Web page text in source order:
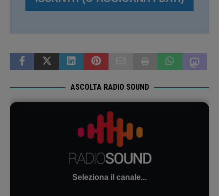
ASCOLTA RADIO SOUND
Seleziona il canale...